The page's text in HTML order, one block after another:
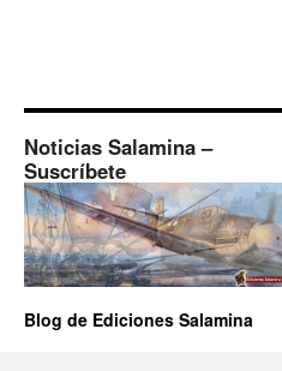
Noticias Salamina –
Suscríbete
Blog de Ediciones Salamina